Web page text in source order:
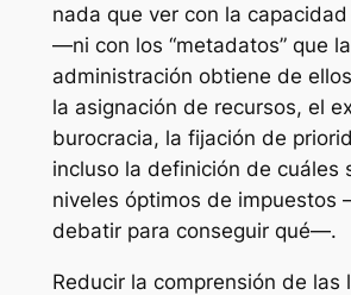
nada que ver con la
—ni con los “metadatos” que la
administración obtiene de
la asignación de recursos, el
burocracia, la fijación de
incluso la definición de cuáles
niveles óptimos de impuestos
debatir para conseguir qué—.
Reducir la comprensión de las